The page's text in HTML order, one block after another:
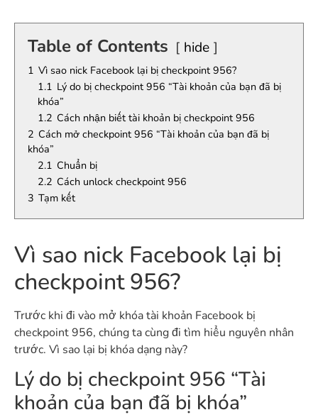
Table of Contents hide
1 Vì sao nick Facebook lại bị checkpoint 956?
1.1 Lý do bị checkpoint 956 “Tài khoản của bạn đã bị
khóa”
1.2 Cách nhận biết tài khoản bị checkpoint 956
2 Cách mở checkpoint 956 “Tài khoản của bạn đã bị
khóa”
2.1 Chuẩn bị
2.2 Cách unlock checkpoint 956
3 Tạm kết
Vì sao nick Facebook lại bị
checkpoint 956?
Trước khi đi vào mở khóa tài khoản Facebook bị
checkpoint 956, chúng ta cùng đi tìm hiểu nguyên nhân
trước. Vì sao lại bị khóa dạng này?
Lý do bị checkpoint 956 “Tài
khoản của bạn đã bị khóa”